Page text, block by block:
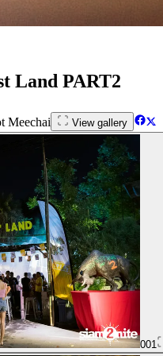
Land PART2
Meechai View gallery
001